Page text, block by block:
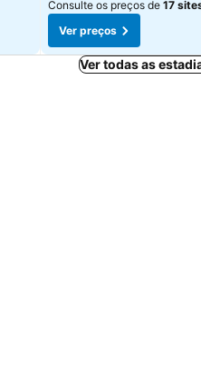
Consulte os preços de 17
Ver preços
Ver todas as